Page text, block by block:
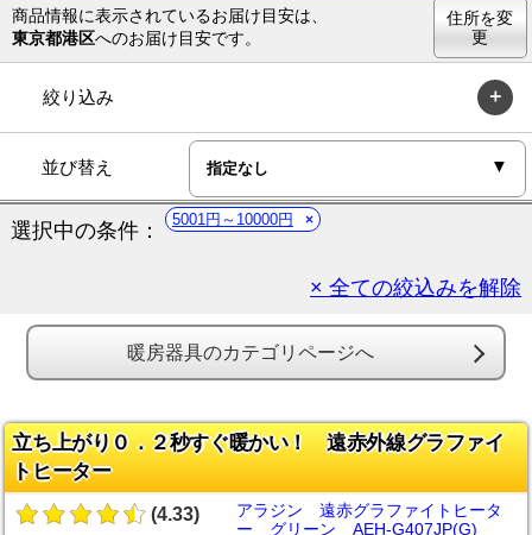
商品情報に表示されているお届け目安は、
東京都港区へのお届け目安です。
住所を変
更
絞り込み
並び替え
選択中の条件： 5001円～10000円
× 全ての絞込みを解除
暖房器具のカテゴリページへ
立ち上がり０．２秒すぐ暖かい！ 遠赤外線グラファイ
トヒーター
(4.33)
アラジン 遠赤グラファイトヒータ
ー グリーン AEH-G407JP(G)